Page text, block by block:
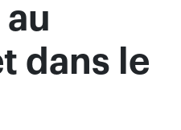
dans le